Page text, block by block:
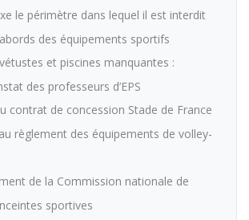
le périmètre dans lequel il est interdit
des équipements sportifs
et piscines manquantes :
des professeurs d’EPS
contrat de concession Stade de France
règlement des équipements de volley-
de la Commission nationale de
sportives